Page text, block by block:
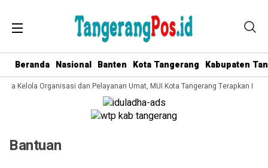
Beranda Nasional Banten Kota Tangerang Kabupaten
Kelola Organisasi dan Pelayanan Umat, MUI Kota Tangerang Terapkan ISO
Bantuan